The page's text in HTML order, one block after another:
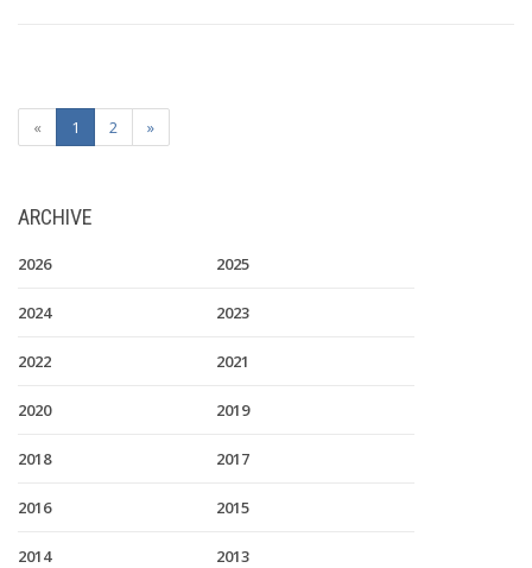
« 1 2 »
ARCHIVE
2026 2025
2024 2023
2022 2021
2020 2019
2018 2017
2016 2015
2014 2013